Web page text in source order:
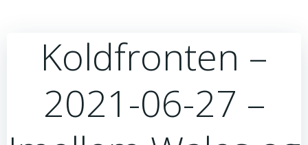
Koldfronten –
2021-06-27 –